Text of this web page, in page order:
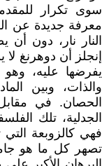
سوى تكرار
معرفة جديدة عن
النار نار، دون
إنجلز أن دوهرنغ
يفرضها عليه،
والذات، وبين
الحصان. في مقابل
الجدلية، تلك
فهي كالزوبعة
تصهر كل ما هو